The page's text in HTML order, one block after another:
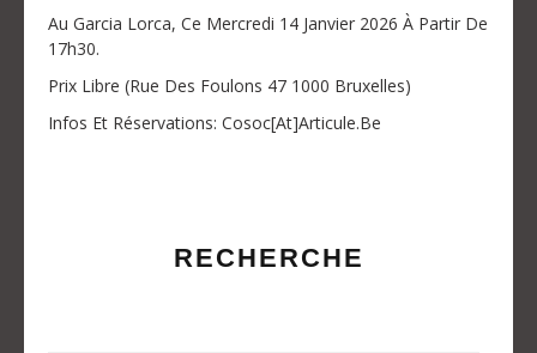
Au Garcia Lorca, Ce Mercredi 14 Janvier 2026 À Partir De
17h30.
Prix Libre (Rue Des Foulons 47 1000 Bruxelles)
Infos Et Réservations: Cosoc[at]articule.be
RECHERCHE